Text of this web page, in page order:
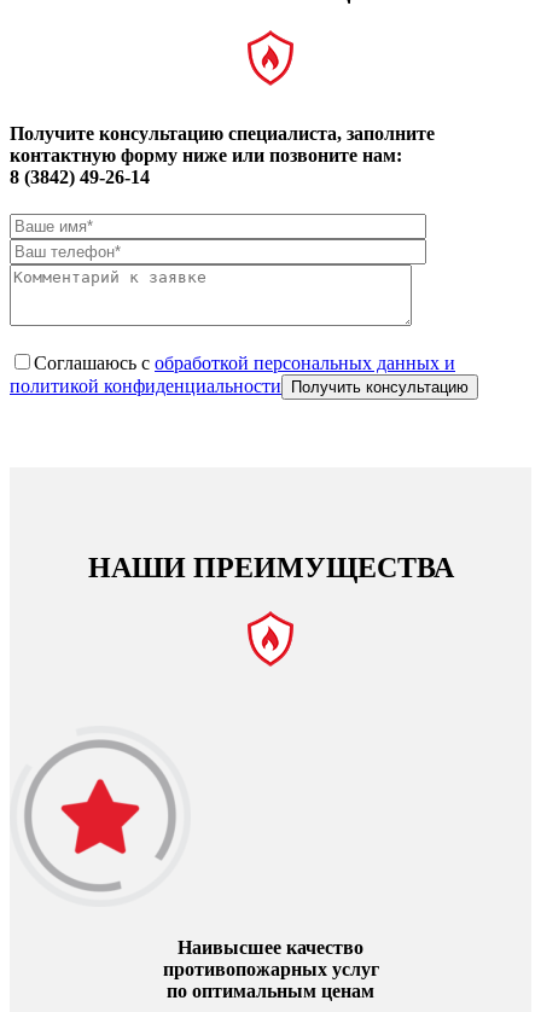
Получите консультацию специалиста, заполните
контактную форму ниже или позвоните нам:
8 (3842) 49-26-14
Соглашаюсь с обработкой персональных данных и
политикой конфиденциальности
НАШИ ПРЕИМУЩЕСТВА
Наивысшее качество
противопожарных услуг
по оптимальным ценам